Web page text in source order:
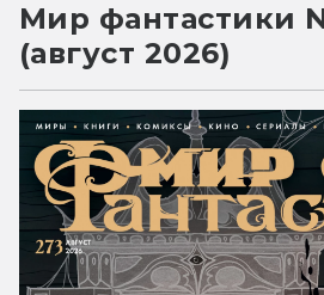
Мир фантастики
(август 2026)